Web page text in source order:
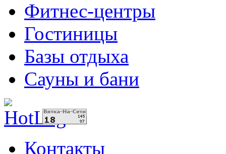
Фитнес-центры
Гостиницы
Базы отдыха
Сауны и бани
Контакты